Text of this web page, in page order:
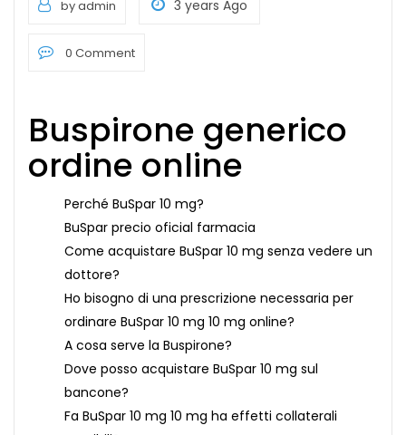
by admin 3 years Ago
0 Comment
Buspirone generico
ordine online
Perché BuSpar 10 mg?
BuSpar precio oficial farmacia
Come acquistare BuSpar 10 mg senza vedere un
dottore?
Ho bisogno di una prescrizione necessaria per
ordinare BuSpar 10 mg 10 mg online?
A cosa serve la Buspirone?
Dove posso acquistare BuSpar 10 mg sul
bancone?
Fa BuSpar 10 mg 10 mg ha effetti collaterali